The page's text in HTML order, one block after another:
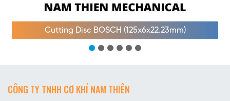
Cutting Disc BOSCH (125x6x22.23mm)
CÔNG TY TNHH CƠ KHÍ NAM THIÊN